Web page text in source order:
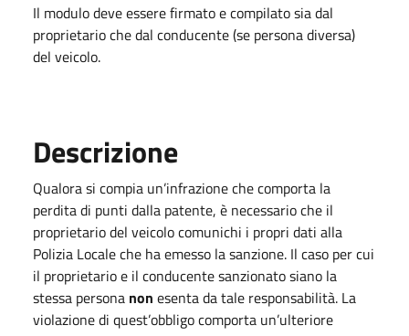
Il modulo deve essere firmato e compilato sia dal
proprietario che dal conducente (se persona diversa)
del veicolo.
Descrizione
Qualora si compia un’infrazione che comporta la
perdita di punti dalla patente, è necessario che il
proprietario del veicolo comunichi i propri dati alla
Polizia Locale che ha emesso la sanzione. Il caso per cui
il proprietario e il conducente sanzionato siano la
stessa persona non esenta da tale responsabilità. La
violazione di quest’obbligo comporta un’ulteriore